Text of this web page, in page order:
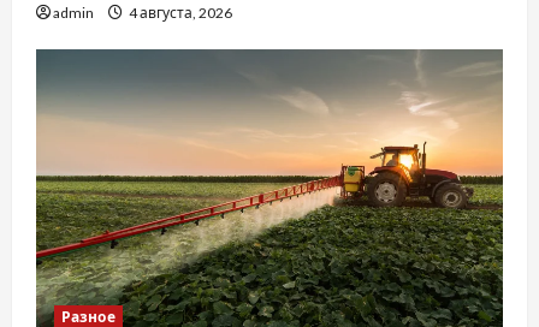
admin 4 августа, 2026
Разное